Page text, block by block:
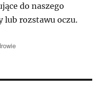
do naszego
lub rozstawu oczu.